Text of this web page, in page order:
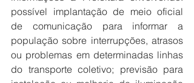
possível implantação de meio oficial
de comunicação para informar a
população sobre interrupções, atrasos
ou problemas em determinadas linhas
do transporte coletivo; previsão para